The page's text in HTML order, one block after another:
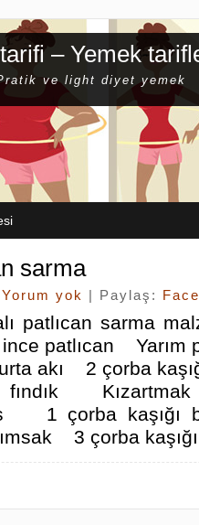
– Yemek
ve light diyet yemek
sarma
Yorum yok | Paylaş:
patlıcan sarma
patlıcan Yarım
akı 2 çorba
fındık
1 çorba
3 çorba